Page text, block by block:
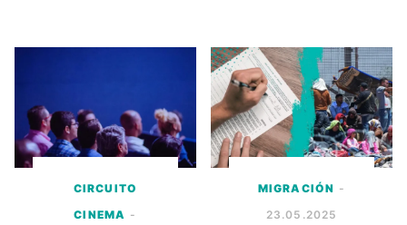
CIRCUITO
CINEMA -
MIGRACIÓN -
23.05.2025